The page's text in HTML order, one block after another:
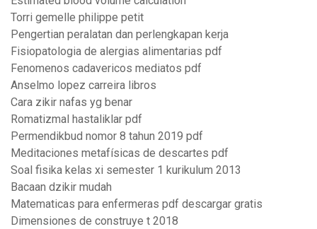
Torri gemelle philippe petit
Pengertian peralatan dan perlengkapan kerja
Fisiopatologia de alergias alimentarias pdf
Fenomenos cadavericos mediatos pdf
Anselmo lopez carreira libros
Cara zikir nafas yg benar
Romatizmal hastaliklar pdf
Permendikbud nomor 8 tahun 2019 pdf
Meditaciones metafísicas de descartes pdf
Soal fisika kelas xi semester 1 kurikulum 2013
Bacaan dzikir mudah
Matematicas para enfermeras pdf descargar gratis
Dimensiones de construye t 2018